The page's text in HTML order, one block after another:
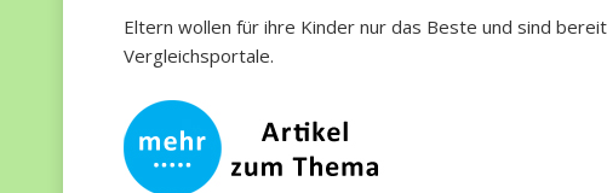
Eltern wollen für ihre Kinder nur das Beste und sind
Vergleichsportale.